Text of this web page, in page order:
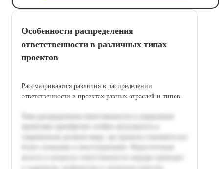
Особенности распределения
ответственности в различных типах
проектов
Рассматриваются различия в распределении
ответственности в проектах разных отраслей и типов.